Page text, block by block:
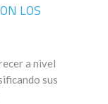
LOS
a nivel
sus